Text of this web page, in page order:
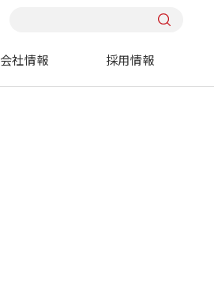
会社情報 採用情報